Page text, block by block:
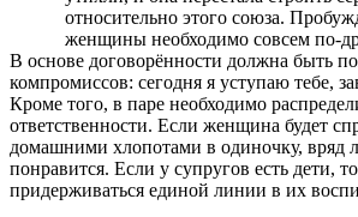
относительно этого союза.
женщины необходимо совсем по-
В основе договорённости должна быть
компромиссов: сегодня я уступаю тебе,
Кроме того, в паре необходимо
ответственности. Если женщина будет
домашними хлопотами в одиночку, вряд
понравится. Если у супругов есть дети,
придерживаться единой линии в их